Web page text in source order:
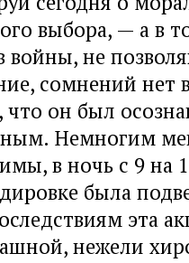
выбора, — а в
войны, не
сомнений нет
что он был
Немногим
в ночь с 9 на
была
эта
нежели